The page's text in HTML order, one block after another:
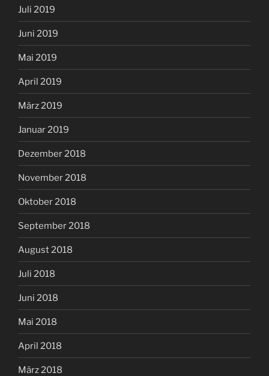
Juli 2019
Juni 2019
Mai 2019
April 2019
März 2019
Januar 2019
Dezember 2018
November 2018
Oktober 2018
September 2018
August 2018
Juli 2018
Juni 2018
Mai 2018
April 2018
März 2018